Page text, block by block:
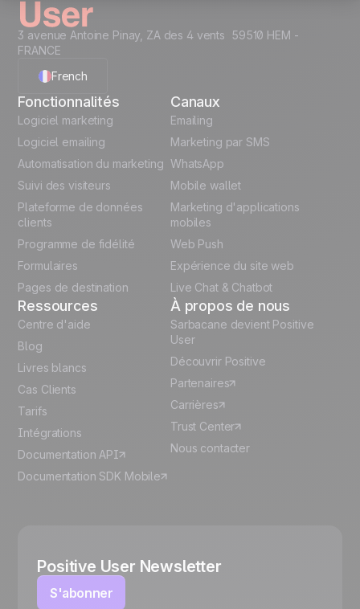
3 avenue Antoine Pinay, ZA des 4 vents 59510 HEM -
FRANCE
French
English
German
Italian
Fonctionnalités
Logiciel marketing
Logiciel emailing
Automatisation du marketing
Suivi des visiteurs
Plateforme de données
clients
Programme de fidélité
Formulaires
Pages de destination
Canaux
Emailing
Marketing par SMS
WhatsApp
Mobile wallet
Marketing d'applications
mobiles
Web Push
Expérience du site web
Live Chat & Chatbot
Ressources
Centre d'aide
Blog
Livres blancs
Cas Clients
Tarifs
Intégrations
Documentation API
Documentation SDK Mobile
À propos de nous
Sarbacane devient Positive
User
Découvrir Positive
Partenaires
Carrières
Trust Center
Nous contacter
Positive User Newsletter
S'abonner